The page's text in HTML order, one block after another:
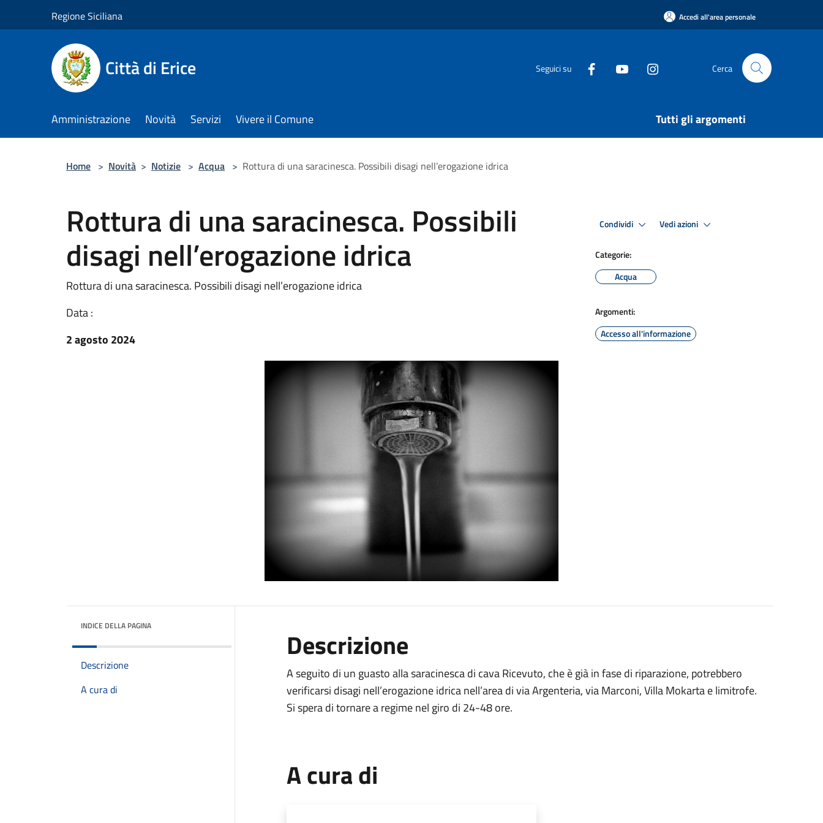
Regione Siciliana Accedi all'area personale
Città di Erice Seguici su Cerca
Amministrazione Novità Servizi Vivere il Comune Tutti gli argomenti
Home > Novità > Notizie > Acqua > Rottura di una saracinesca. Possibili disagi nell’erogazione idrica
Rottura di una saracinesca. Possibili
disagi nell’erogazione idrica
Rottura di una saracinesca. Possibili disagi nell’erogazione idrica
Data :
2 agosto 2024
Condividi Vedi azioni
Categorie:
Acqua
Argomenti:
Accesso all'informazione
INDICE DELLA PAGINA
Descrizione
A cura di
Descrizione
A seguito di un guasto alla saracinesca di cava Ricevuto, che è già in fase di riparazione, potrebbero
verificarsi disagi nell’erogazione idrica nell’area di via Argenteria, via Marconi, Villa Mokarta e limitrofe.
Si spera di tornare a regime nel giro di 24-48 ore.
A cura di